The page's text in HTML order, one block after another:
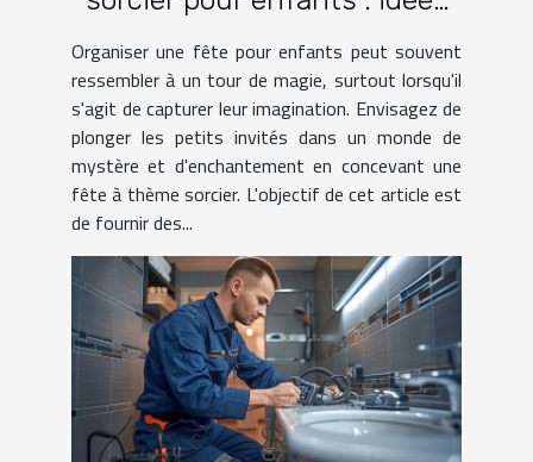
Organiser une fête pour enfants peut souvent
ressembler à un tour de magie, surtout lorsqu'il
s'agit de capturer leur imagination. Envisagez de
plonger les petits invités dans un monde de
mystère et d'enchantement en concevant une
fête à thème sorcier. L'objectif de cet article est
de fournir des...